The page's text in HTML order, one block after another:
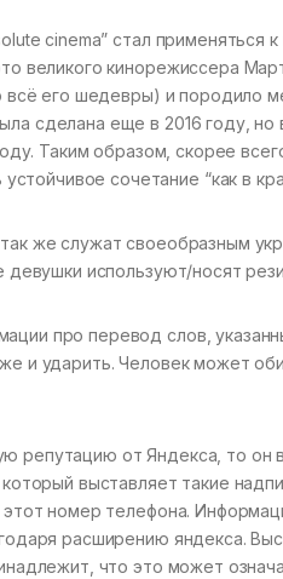
cinema” стал применяться
великого кинорежиссера
всё его шедевры) и породило
сделана еще в 2016 году, но
Таким образом, скорее
сочетание “как в
же служат своеобразным
используют/носят
про перевод слов,
и ударить. Человек может
репутацию от Яндекса, то он
выставляет такие
этот номер телефона.
расширению яндекса.
что это может